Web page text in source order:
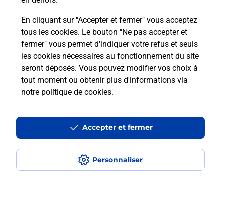
En cliquant sur "Accepter et fermer" vous acceptez
tous les cookies. Le bouton "Ne pas accepter et
fermer" vous permet d'indiquer votre refus et seuls
les cookies nécessaires au fonctionnement du site
seront déposés. Vous pouvez modifier vos choix à
tout moment ou obtenir plus d'informations via
notre politique de cookies.
Personnaliser
Accepter et fermer
Localiser Liste Haut-Rhin ST HIPPOLYTE
Accessibilité : partiellement conforme
Conditions contractuelles
Mentions légales